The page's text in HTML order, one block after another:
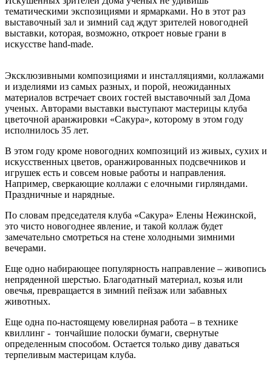
тематическими экспозициями и ярмарками. Но в этот раз
выставочный зал и зимний сад ждут зрителей новогодней
выставки, которая, возможно, откроет новые грани в
искусстве hand-made.
Эксклюзивными композициями и инсталляциями, коллажами
и изделиями из самых разных, и порой, неожиданных
материалов встречает своих гостей выставочный зал Дома
ученых. Авторами выставки выступают мастерицы клуба
цветочной аранжировки «Сакура», которому в этом году
исполнилось 35 лет.
В этом году кроме новогодних композиций из живых, сухих и
искусственных цветов, оранжированных подсвечников и
игрушек есть и совсем новые работы и направления.
Например, сверкающие коллажи с елочными гирляндами.
Праздничные и нарядные.
По словам председателя клуба «Сакура» Елены Нежинской,
это чисто новогоднее явление, и такой коллаж будет
замечательно смотреться на стене холодными зимними
вечерами.
Еще одно набирающее популярность направление – живопись
непряденной шерстью. Благодатный материал, козья или
овечья, превращается в зимний пейзаж или забавных
животных.
Еще одна по-настоящему ювелирная работа – в технике
квиллинг - тончайшие полоски бумаги, свернутые
определенным способом. Остается только диву даваться
терпеливым мастерицам клуба.